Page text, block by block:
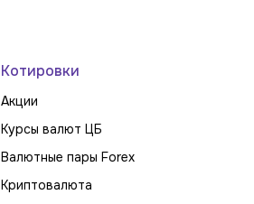
Котировки
Акции
Курсы валют ЦБ
Валютные пары Forex
Криптовалюта